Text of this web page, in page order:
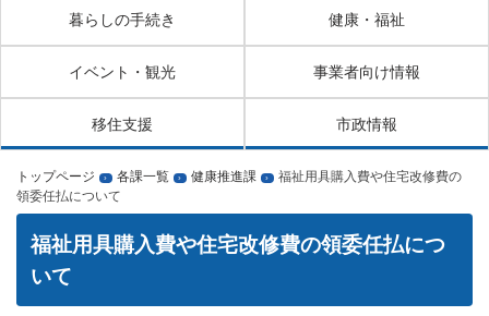
暮らしの手続き 健康・福祉
イベント・観光 事業者向け情報
移住支援 市政情報
トップページ › 各課一覧 › 健康推進課 ›
福祉用具購入費や住宅改修費の
領委任払について
福祉用具購入費や住宅改修費の領委任払につ
いて